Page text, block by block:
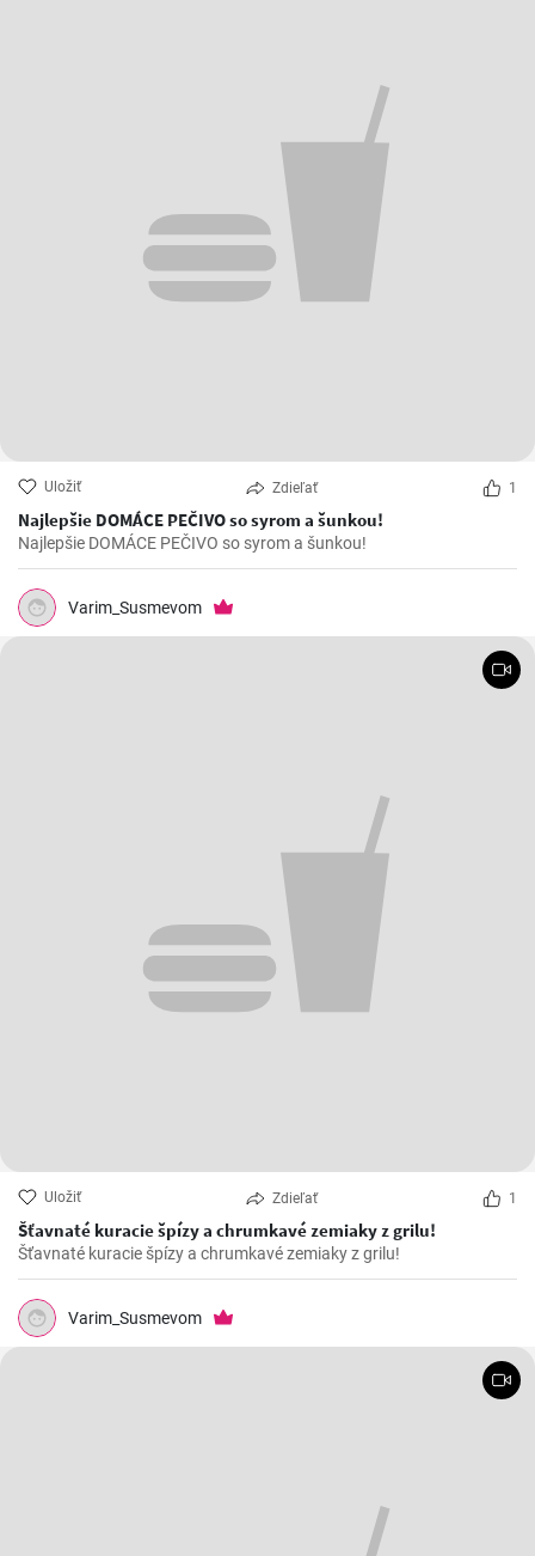
Uložiť Zdieľať 1
Najlepšie DOMÁCE PEČIVO so syrom a šunkou!
Najlepšie DOMÁCE PEČIVO so syrom a šunkou!
Varim_Susmevom
Uložiť Zdieľať 1
Šťavnaté kuracie špízy a chrumkavé zemiaky z grilu!
Šťavnaté kuracie špízy a chrumkavé zemiaky z grilu!
Varim_Susmevom